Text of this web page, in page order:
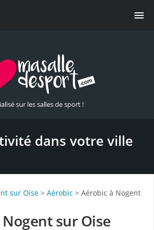
sur les salles de sport !
dans votre ville
sur Oise > Aérobic > Aérobic à Nogent
sur Oise